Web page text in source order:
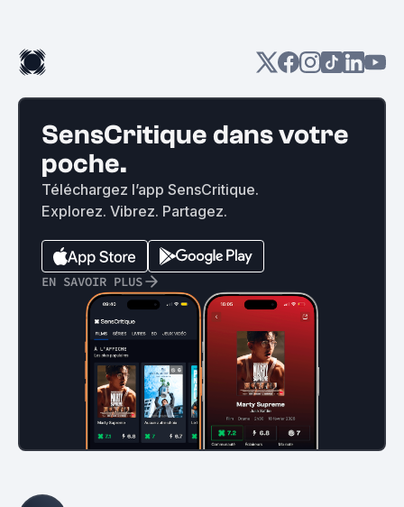
SensCritique dans votre
poche.
Téléchargez l’app SensCritique.
Explorez. Vibrez. Partagez.
EN SAVOIR PLUS